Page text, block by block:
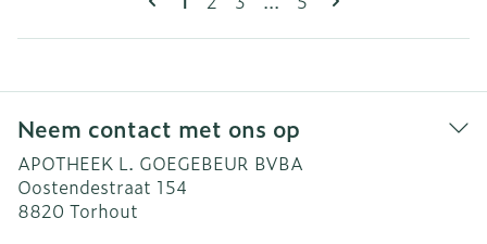
Neem contact met ons op
APOTHEEK L. GOEGEBEUR BVBA
Oostendestraat 154
8820 Torhout